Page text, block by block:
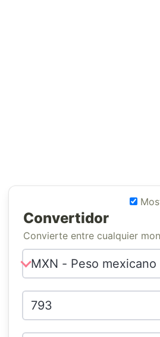
Convertidor
Convierte entre cualquier